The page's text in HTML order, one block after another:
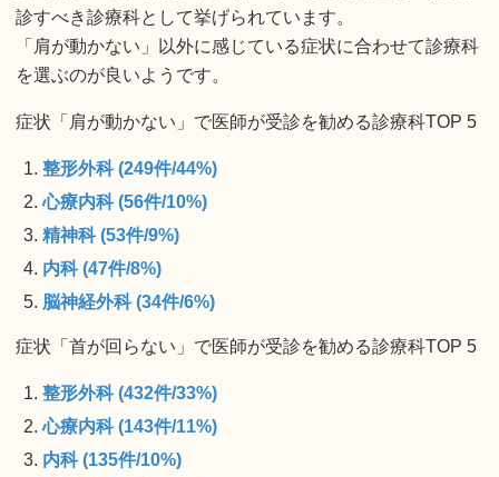
診すべき診療科として挙げられています。
「肩が動かない」以外に感じている症状に合わせて診療科
を選ぶのが良いようです。
症状「肩が動かない」で医師が受診を勧める診療科TOP 5
整形外科 (249件/44%)
心療内科 (56件/10%)
精神科 (53件/9%)
内科 (47件/8%)
脳神経外科 (34件/6%)
症状「首が回らない」で医師が受診を勧める診療科TOP 5
整形外科 (432件/33%)
心療内科 (143件/11%)
内科 (135件/10%)